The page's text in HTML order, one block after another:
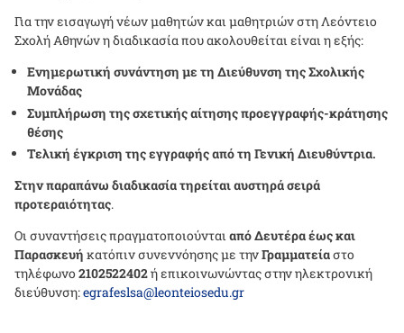
Για την εισαγωγή νέων μαθητών και μαθητριών στη Λεόντειο
Σχολή Αθηνών η διαδικασία που ακολουθείται είναι η εξής:
Ενημερωτική συνάντηση με τη Διεύθυνση της Σχολικής
Μονάδας
Συμπλήρωση της σχετικής αίτησης προεγγραφής-κράτησης
θέσης
Τελική έγκριση της εγγραφής από τη Γενική Διευθύντρια.
Στην παραπάνω διαδικασία τηρείται αυστηρά σειρά
προτεραιότητας.
Οι συναντήσεις πραγματοποιούνταιαπό Δευτέρα έως και
Παρασκευή κατόπιν συνεννόησης με τηνΓραμματείαστο
τηλέφωνο2102522402ή επικοινωνώντας στην ηλεκτρονική
διεύθυνση:egrafeslsa@leonteiosedu.gr